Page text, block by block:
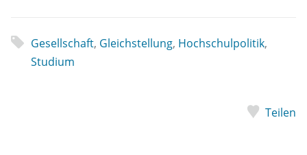
Gesellschaft, Gleichstellung, Hochschulpolitik,
Studium
Teilen